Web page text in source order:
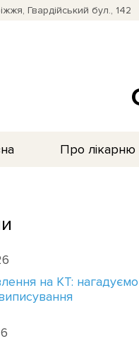
Гвардійський бул., 142
Про лікарню
на КТ: нагадуємо